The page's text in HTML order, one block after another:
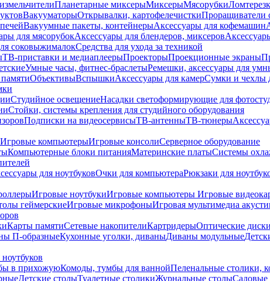
Планетарные миксерыМиксерыМясорубки
ВакууматорыОткрывалки, картофелечисткиПроращиватели
Вакуумные пакеты, контейнерыАксессуары для кофемашин
для мясорубокАксессуары для блендеров, миксеров
соковыжималокСредства для ухода за техникой
ТВ-приставки и медиаплеерыПроекторыПроекционные экраны
Умные часы, фитнес-браслетыРемешки, аксессуары для
ОбъективыВспышкиАксессуары для камерСумки и чехлы
Студийное освещениеНасадки светоформирующие для
Стойки, системы крепления для студийного оборудования
Подписки на видеосервисыТВ-антенныТВ-тюнеры
Игровые компьютерыИгровые консолиСерверное оборудование
Компьютерные блоки питанияМатеринские платыСистемы
для ноутбуковОчки для компьютераРюкзаки для
Игровые ноутбукиИгровые компьютеры Игровые
геймерскиеИгровые микрофоныИгровая мультимедиа
Карты памятиСетевые накопителиКартридерыОптические диски
П-образныеКухонные уголки, диваныДиваны модульные
в прихожуюКомоды, тумбы для ваннойПеленальные столики,
Детские столыТуалетные столикиЖурнальные столыСадовые